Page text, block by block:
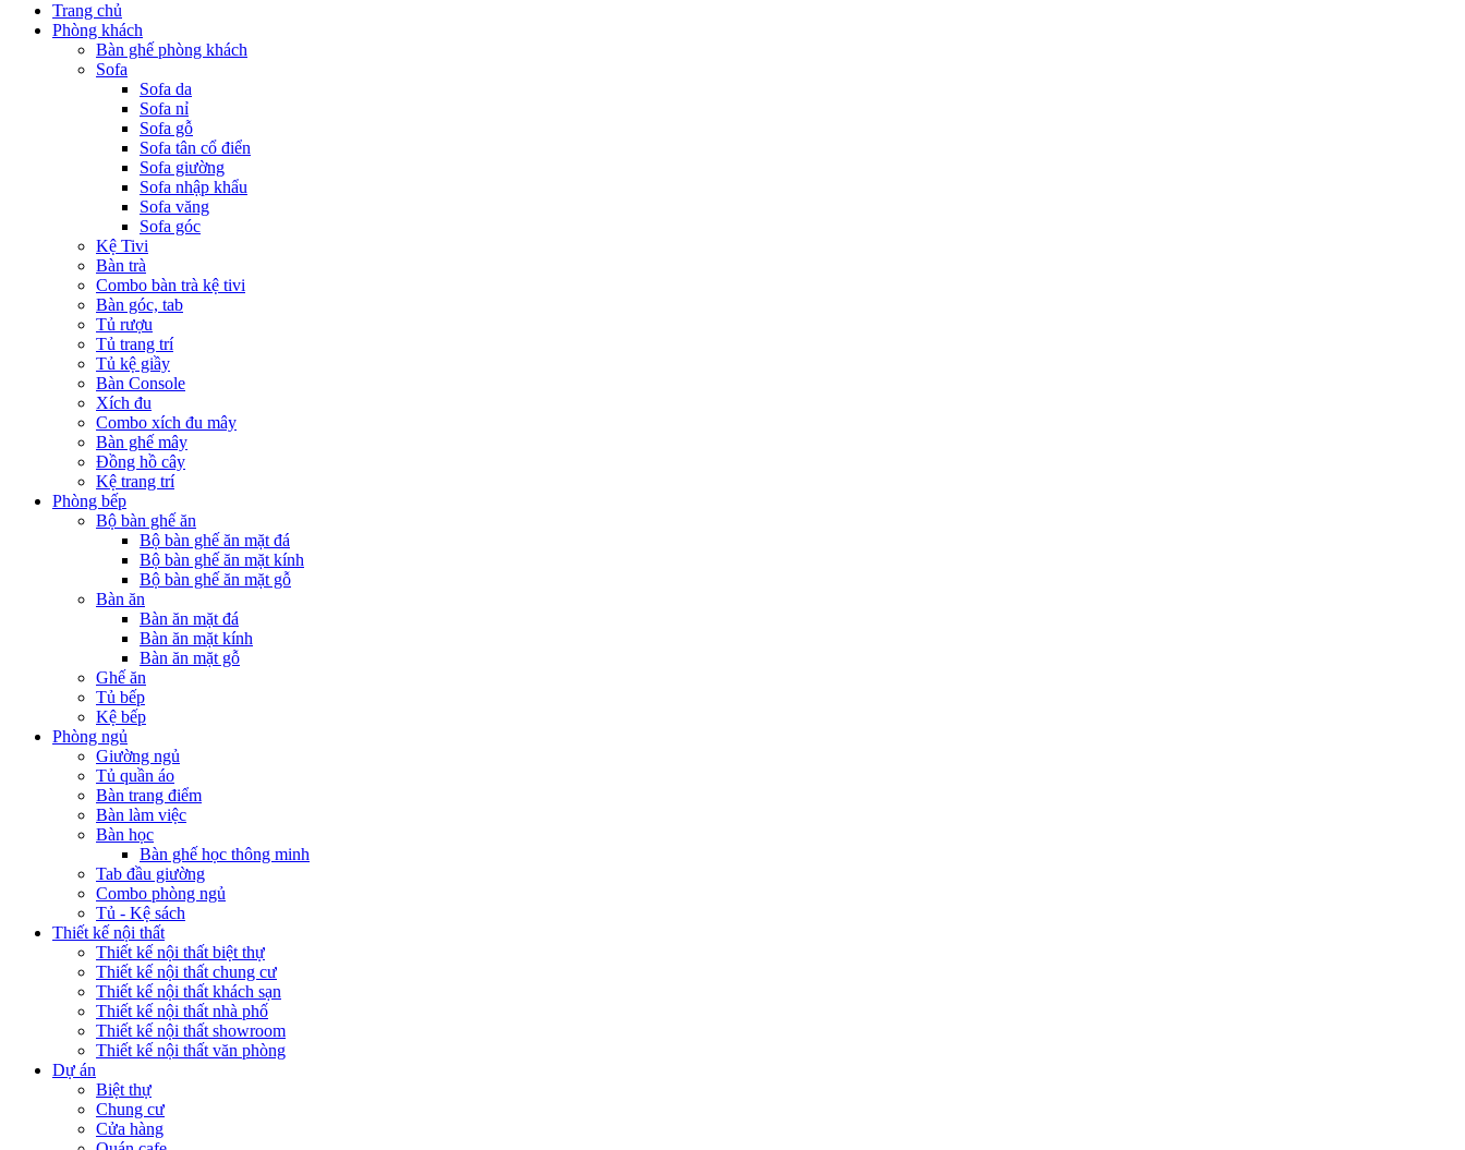
Trang chủ
Phòng khách
Bàn ghế phòng khách
Sofa
Sofa da
Sofa nỉ
Sofa gỗ
Sofa tân cổ điển
Sofa giường
Sofa nhập khẩu
Sofa văng
Sofa góc
Kệ Tivi
Bàn trà
Combo bàn trà kệ tivi
Bàn góc, tab
Tủ rượu
Tủ trang trí
Tủ kệ giầy
Bàn Console
Xích đu
Combo xích đu mây
Bàn ghế mây
Đồng hồ cây
Kệ trang trí
Phòng bếp
Bộ bàn ghế ăn
Bộ bàn ghế ăn mặt đá
Bộ bàn ghế ăn mặt kính
Bộ bàn ghế ăn mặt gỗ
Bàn ăn
Bàn ăn mặt đá
Bàn ăn mặt kính
Bàn ăn mặt gỗ
Ghế ăn
Tủ bếp
Kệ bếp
Phòng ngủ
Giường ngủ
Tủ quần áo
Bàn trang điểm
Bàn làm việc
Bàn học
Bàn ghế học thông minh
Tab đầu giường
Combo phòng ngủ
Tủ - Kệ sách
Thiết kế nội thất
Thiết kế nội thất biệt thự
Thiết kế nội thất chung cư
Thiết kế nội thất khách sạn
Thiết kế nội thất nhà phố
Thiết kế nội thất showroom
Thiết kế nội thất văn phòng
Dự án
Biệt thự
Chung cư
Cửa hàng